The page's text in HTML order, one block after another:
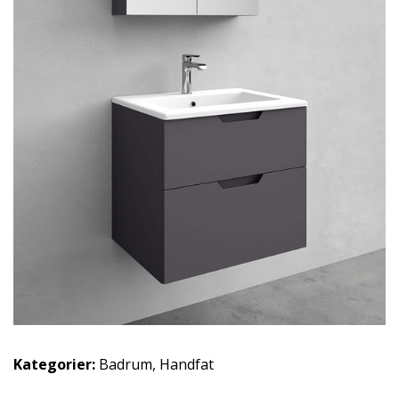
Kategorier: Badrum, Handfat